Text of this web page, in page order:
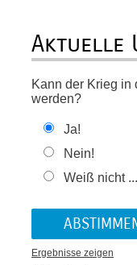
Aktuelle
Kann der Krieg in
werden?
Ja!
Nein!
Weiß nicht ...
Ergebnisse zeigen